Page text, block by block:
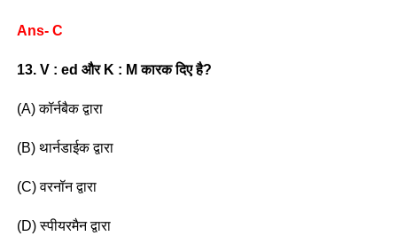
Ans- C
13. V : ed और K : M कारक दिए है?
(A) कॉर्नबैक द्वारा
(B) थार्नडाईक द्वारा
(C) वरनॉन द्वारा
(D) स्पीयरमैन द्वारा